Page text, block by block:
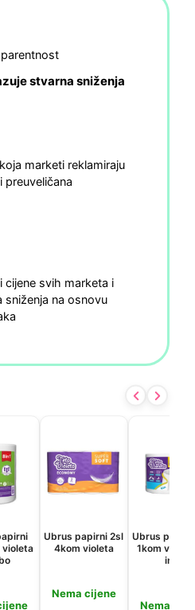
stvarna sniženja
marketi reklamiraju
cijene svih marketa i
sniženja na osnovu
violeta
Ubrus papirni 2sl
4kom violeta
Nema cijene
Ubrus
1kom
in 1
Nema